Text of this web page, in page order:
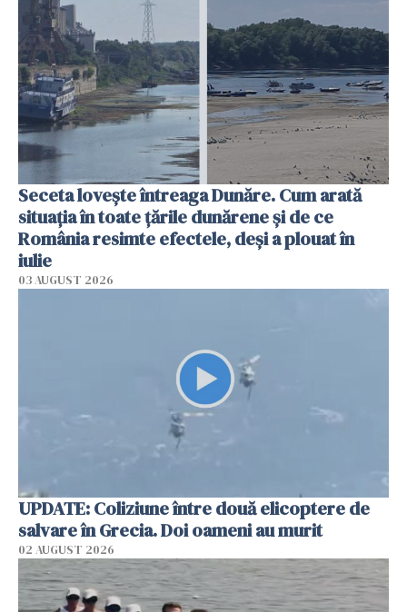
Seceta lovește întreaga Dunăre. Cum arată
situația în toate țările dunărene și de ce
România resimte efectele, deși a plouat în
iulie
03 AUGUST 2026
UPDATE: Coliziune între două elicoptere de
salvare în Grecia. Doi oameni au murit
02 AUGUST 2026